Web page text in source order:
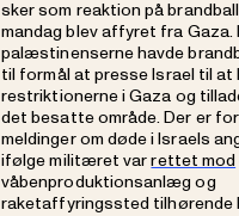
sker som reaktion på
mandag blev affyret fra Gaza.
palæstinenserne havde
til formål at presse Israel til
restriktionerne i Gaza og
det besatte område. Der er
meldinger om døde i Israels
ifølge militæret varrettet mod
våbenproduktionsanlæg og
raketaffyringssted tilhørende